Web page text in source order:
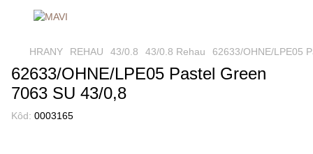
HRANY REHAU 43/0.8 43/0.8 Rehau 62633/OHNE/LPE05
62633/OHNE/LPE05 Pastel Green
7063 SU 43/0,8
Kôd: 0003165